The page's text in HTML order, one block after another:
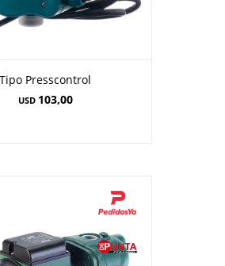
Tipo Presscontrol
USD 103,00